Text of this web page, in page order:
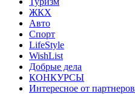
ЖКХ
Авто
Спорт
LifeStyle
WishList
Добрые дела
КОНКУРСЫ
Интересное от партнеров